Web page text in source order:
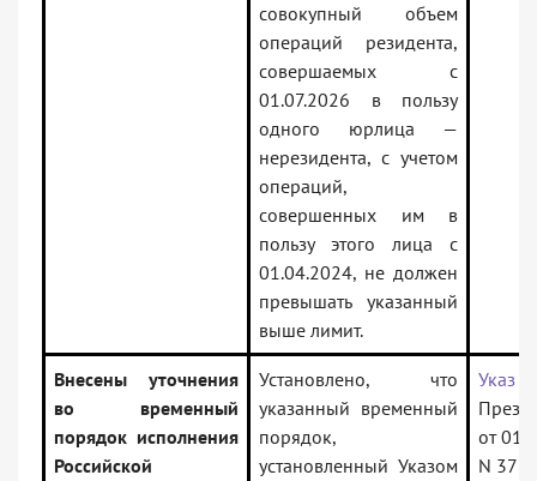
совокупный объем
операций резидента,
совершаемых с
01.07.2026 в пользу
одного юрлица —
нерезидента, с учетом
операций,
совершенных им в
пользу этого лица с
01.04.2024, не должен
превышать указанный
выше лимит.
Внесены уточнения
во временный
порядок исполнения
Российской
Установлено, что
указанный временный
порядок,
установленный Указом
Указ
от
N 377